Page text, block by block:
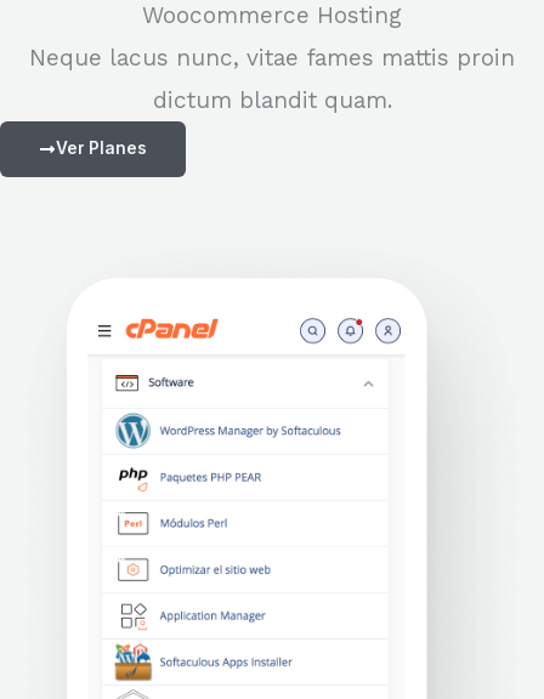
Woocommerce Hosting
Neque lacus nunc, vitae fames mattis proin
dictum blandit quam.
Ver Planes